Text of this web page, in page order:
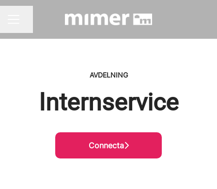
AVDELNING
Internservice
Connecta